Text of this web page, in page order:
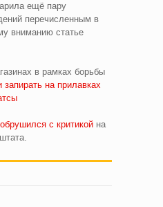
ещё пару
перечисленным в
вниманию статье
в рамках борьбы
запирать на прилавках
обрушился с критикой на